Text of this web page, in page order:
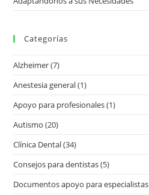
Categorías
Alzheimer(7)
Anestesia general(1)
Apoyo para profesionales(1)
Autismo (20)
Clínica Dental(34)
Consejos para dentistas(5)
Documentos apoyo para especialistas